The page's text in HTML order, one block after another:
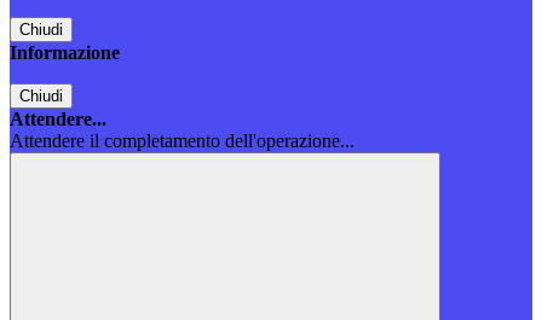
Chiudi
Informazione
Chiudi
Attendere...
Attendere il completamento dell'operazione...